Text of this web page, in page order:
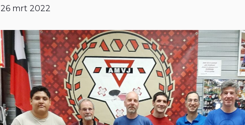
26 mrt 2022